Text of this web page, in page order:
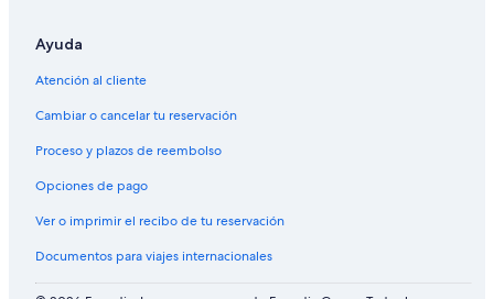
Ayuda
Atención al cliente
Cambiar o cancelar tu reservación
Proceso y plazos de reembolso
Opciones de pago
Ver o imprimir el recibo de tu reservación
Documentos para viajes internacionales